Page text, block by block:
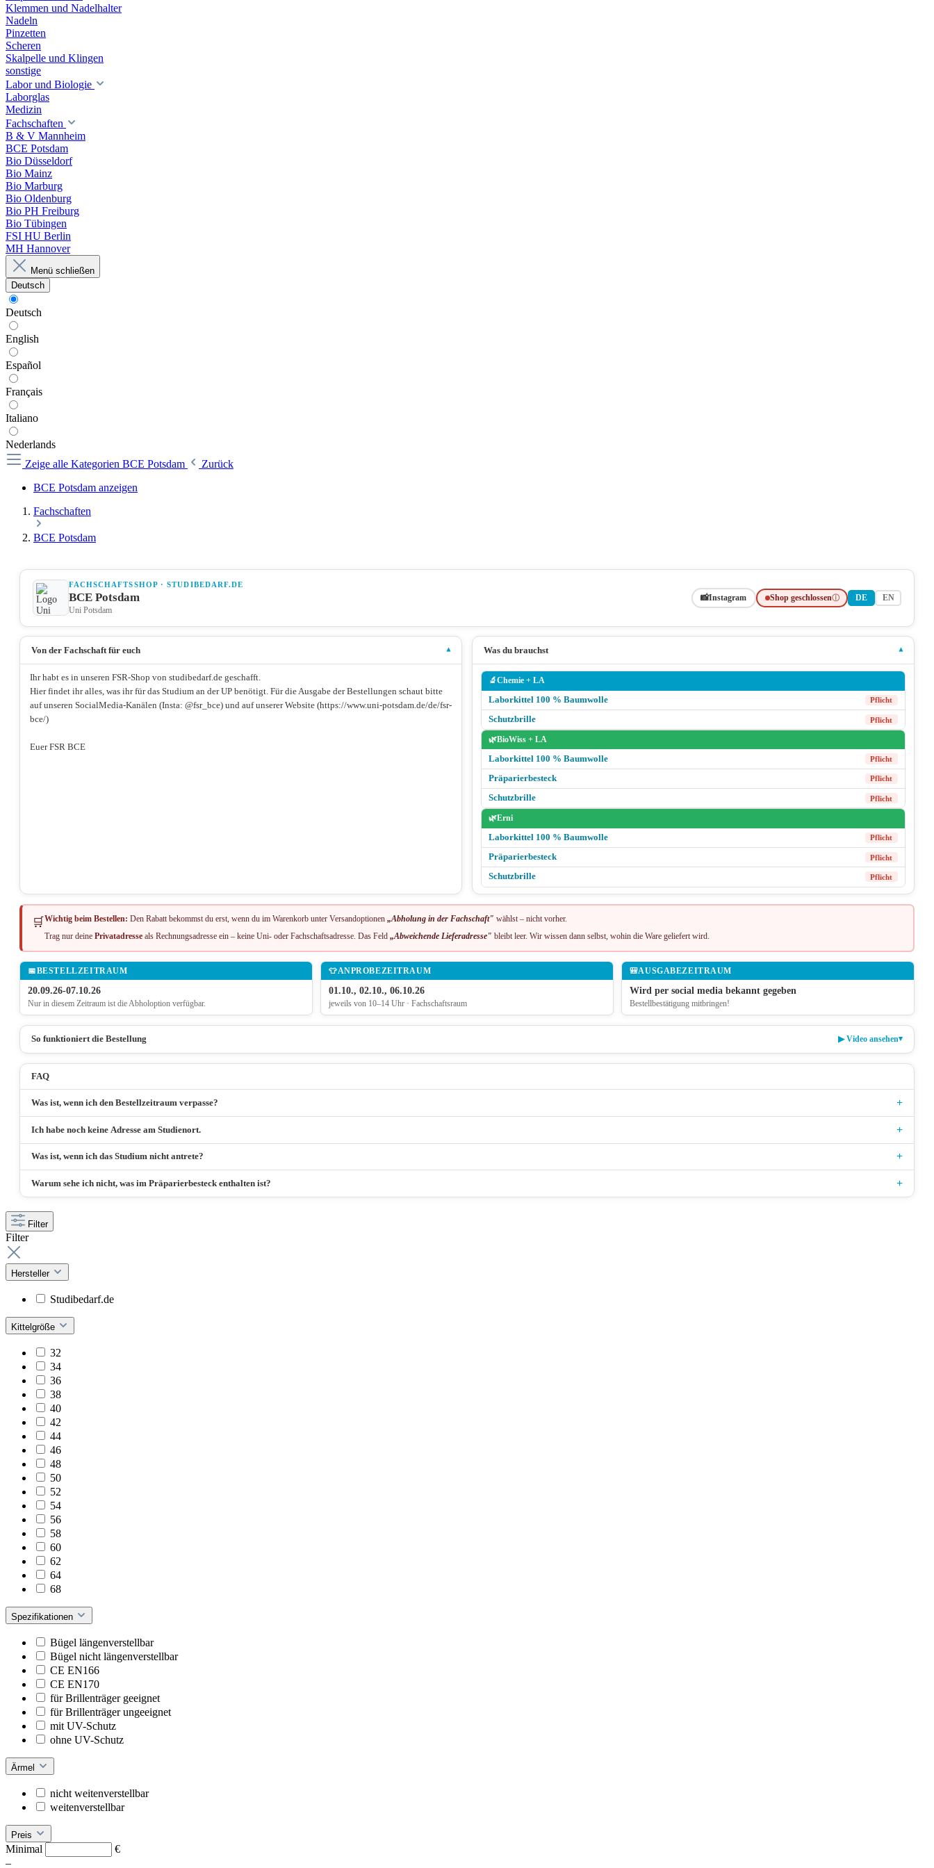
Klemmen und Nadelhalter
Nadeln
Pinzetten
Scheren
Skalpelle und Klingen
sonstige
Labor und Biologie
Laborglas
Medizin
Fachschaften
B & V Mannheim
BCE Potsdam
Bio Düsseldorf
Bio Mainz
Bio Marburg
Bio Oldenburg
Bio PH Freiburg
Bio Tübingen
FSI HU Berlin
MH Hannover
Menü schließen
Deutsch
Deutsch
English
Español
Français
Italiano
Nederlands
Zeige alle Kategorien BCE Potsdam
Zurück
BCE Potsdam anzeigen
Fachschaften
BCE Potsdam
FACHSCHAFTSSHOP · STUDIBEDARF.DE
BCE Potsdam
Uni Potsdam
📸Instagram Shop geschlossenⓘ DE EN
Von der Fachschaft für euch ▾
Ihr habt es in unseren FSR-Shop von studibedarf.de geschafft.
Hier findet ihr alles, was ihr für das Studium an der UP benötigt. Für die Ausgabe der Bestellungen schaut bitte
auf unseren SocialMedia-Kanälen (Insta: @fsr_bce) und auf unserer Website (https://www.uni-potsdam.de/de/fsr-
bce/)
Euer FSR BCE
Was du brauchst ▾
🔬Chemie + LA
Laborkittel 100 % Baumwolle
Pflicht
Schutzbrille Pflicht
🌿BioWiss + LA
Laborkittel 100 % Baumwolle
Pflicht
Präparierbesteck Pflicht
Schutzbrille Pflicht
🌿Erni
Laborkittel 100 % Baumwolle
Pflicht
Präparierbesteck Pflicht
Schutzbrille Pflicht
🛒 Wichtig beim Bestellen: Den Rabatt bekommst du erst, wenn du im Warenkorb unter Versandoptionen„Abholung in der Fachschaft" wählst – nicht vorher.
Trag nur deinePrivatadresse als Rechnungsadresse ein – keine Uni- oder Fachschaftsadresse. Das Feld„Abweichende Lieferadresse" bleibt leer. Wir wissen dann selbst, wohin die Ware geliefert wird.
📅BESTELLZEITRAUM
20.09.26-07.10.26
Nur in diesem Zeitraum ist die Abholoption verfügbar.
👕ANPROBEZEITRAUM
01.10., 02.10., 06.10.26
jeweils von 10–14 Uhr · Fachschaftsraum
🎒AUSGABEZEITRAUM
Wird per social media bekannt gegeben
Bestellbestätigung mitbringen!
So funktioniert die Bestellung ▶Video ansehen▾
FAQ
Was ist, wenn ich den Bestellzeitraum verpasse? +
Ich habe noch keine Adresse am Studienort. +
Was ist, wenn ich das Studium nicht antrete? +
Warum sehe ich nicht, was im Präparierbesteck enthalten ist? +
Filter
Filter
Hersteller
Studibedarf.de
Kittelgröße
32
34
36
38
40
42
44
46
48
50
52
54
56
58
60
62
64
68
Spezifikationen
Bügel längenverstellbar
Bügel nicht längenverstellbar
CE EN166
CE EN170
für Brillenträger geeignet
für Brillenträger ungeeignet
mit UV-Schutz
ohne UV-Schutz
Ärmel
nicht weitenverstellbar
weitenverstellbar
Preis
Minimal
€
–